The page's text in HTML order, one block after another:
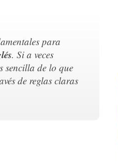
para
. Si a veces
sencilla de lo que
de reglas claras